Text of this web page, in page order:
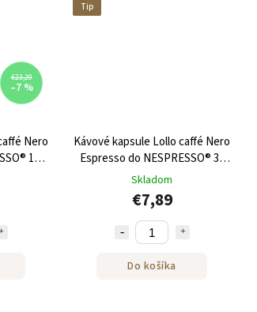
€23,29
–7 %
Nero
100
Tip
Kávové kapsule Lollo caffé Nero
Espresso do NESPRESSO® 30
kusov
Skladom
€7,89
Do košíka